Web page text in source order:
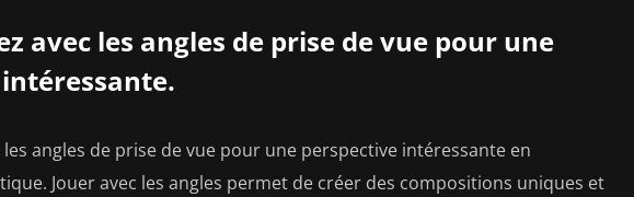
avec les angles de prise de vue pour une
angles de prise de vue pour une perspective intéressante en
Jouer avec les angles permet de créer des compositions uniques et